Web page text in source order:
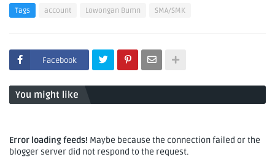
Tags account Lowongan Bumn SMA/SMK
Facebook
You might like
Error loading feeds! Maybe because the connection failed or the
blogger server did not respond to the request.